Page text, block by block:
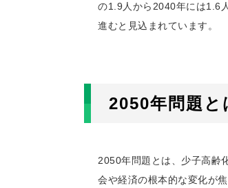
の1.9人から2040年には1.6
進むと見込まれています。
2050年問題と
2050年問題とは、少子高齢
会や経済の根本的な変化が焦